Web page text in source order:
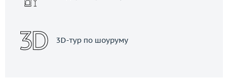
3D-тур по шоуруму